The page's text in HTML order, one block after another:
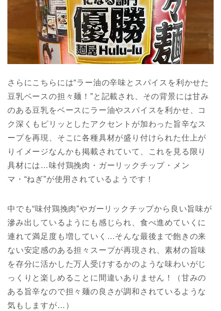
さらにこちらには“ラー油の辛味とスパイスを利かせた
豆乳ベースの担々麺！”と記載され、その背景には甘み
のある豆乳をベースにラー油やスパイスを利かせ、コ
ク深くもピリッとしたアクセントが加わった旨辛なス
ープを再現、そこに各種具材が盛り付けられた仕上が
りイメージなんかも掲載されていて、これを見る限り
具材には…味付鶏挽肉・ガーリックチップ・メン
マ・“ねぎ”が使用されているようです！
中でも“味付鶏挽肉”やガーリックチップから良い旨味が
滲み出しているようにも感じられ、食べ進めていくに
連れて満足度も増していく…そんな最後まで飽きの来
ない安定感のある担々スープが再現され、素材の旨味
を存分に活かした万人受けするかのような味わいがじ
っくりと楽しめることに間違いありません！（甘みの
ある旨辛なので担々麺の良さが調和されているような
気もしますが…）